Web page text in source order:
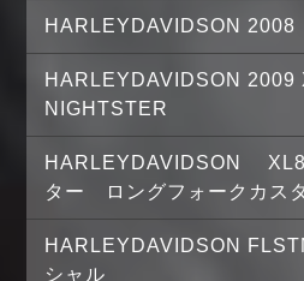
HARLEYDAVIDSON
HARLEYDAVIDSON 2009
NIGHTSTER
HARLEYDAVIDSON
ター ロングフォークカス
HARLEYDAVIDSON
シャル